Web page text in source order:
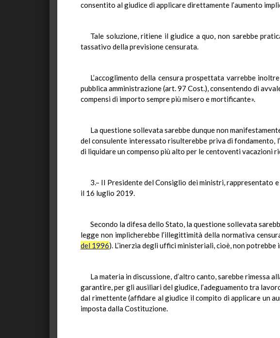
consentito al giudice di applicare direttamente l’aumento
Tale soluzione, ritiene il giudice a quo, non sarebbe
tassativo della previsione censurata.
L’accoglimento della censura prospettata varrebbe
pubblica amministrazione (art. 97 Cost.), consentendo di
compensi di importo sempre più misero e mortificante».
La questione sollevata sarebbe dunque non
del consulente interessato risulterebbe priva di fondamento,
di liquidare un compenso più alto per le centoventi vacazioni
3.– Il Presidente del Consiglio dei ministri, rappresentato
il 16 luglio 2019.
Secondo la difesa dello Stato, la questione sollevata
legge non implicherebbe l’illegittimità della normativa
del 1996). L’inerzia degli uffici ministeriali, cioè, non
La materia in discussione, d’altro canto, sarebbe
garantire, per gli ausiliari del giudice, l’adeguamento tra
dal rimettente (affidare al giudice il compito di applicare un
imposta dalla Costituzione.